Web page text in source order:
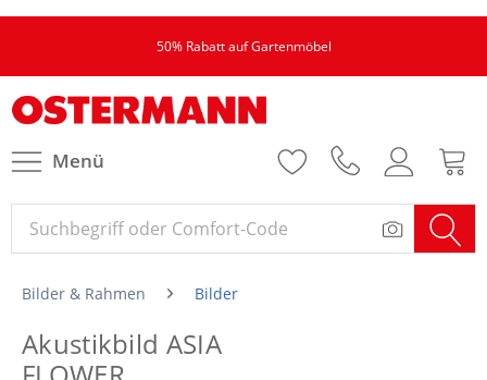
50% Rabatt auf Gartenmöbel
Menü
Bilder & Rahmen Bilder
Akustikbild ASIA